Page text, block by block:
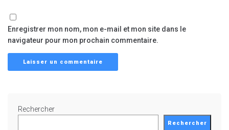
Enregistrer mon nom, mon e-mail et mon site dans le
navigateur pour mon prochain commentaire.
Rechercher
Rechercher